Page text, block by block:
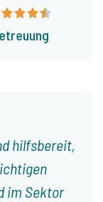
hilfsbereit,
im Sektor